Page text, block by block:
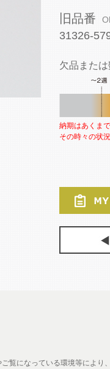
旧品番
31326-
欠品また
納期はあくま
その時々の状
覧になっている環境等により